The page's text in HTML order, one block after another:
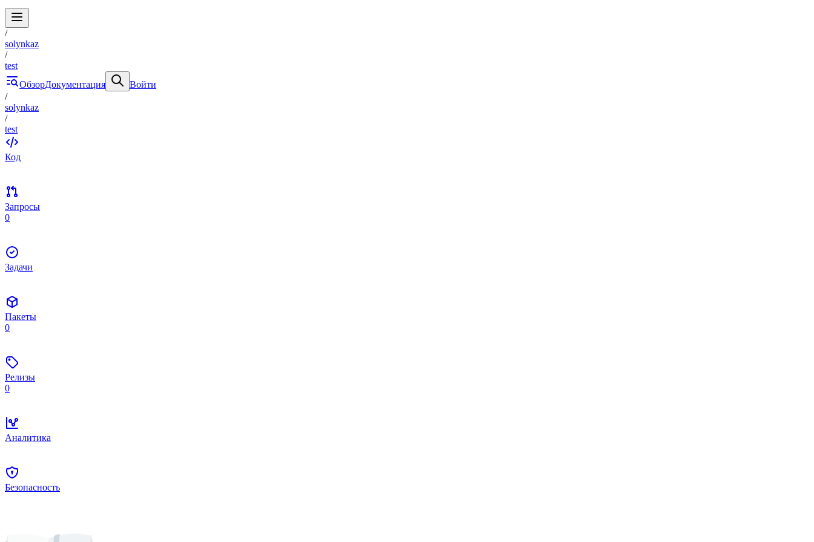
/
solynkaz
/
test
ОбзорДокументация
Войти
/
solynkaz
/
test
Код
Запросы
0
Задачи
Пакеты
0
Релизы
0
Аналитика
Безопасность